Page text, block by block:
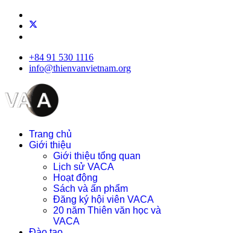
+84 91 530 1116
info@thienvanvietnam.org
Trang chủ
Giới thiệu
Giới thiệu tổng quan
Lịch sử VACA
Hoạt động
Sách và ấn phẩm
Đăng ký hội viên VACA
20 năm Thiên văn học và
VACA